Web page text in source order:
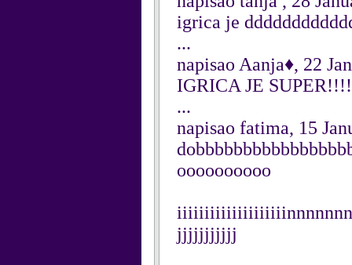
igrica je
...
napisao Aanja♦, 22
IGRICA JE
...
napisao fatima, 15
oooooooooo
jjjjjjjjjjj